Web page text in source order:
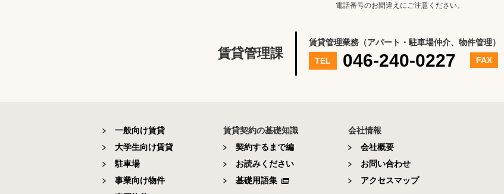
電話番号のお間違えにご注意ください。
賃貸管理課
賃貸管理業務（アパート・駐車場仲介、物件管理）
TEL
046-240-0227 FAX
一般向け賃貸
大学生向け賃貸
駐車場
事業向け物件
賃貸契約の基礎知識
契約するまで編
お読みください
基礎用語集
会社情報
会社概要
お問い合わせ
アクセスマップ